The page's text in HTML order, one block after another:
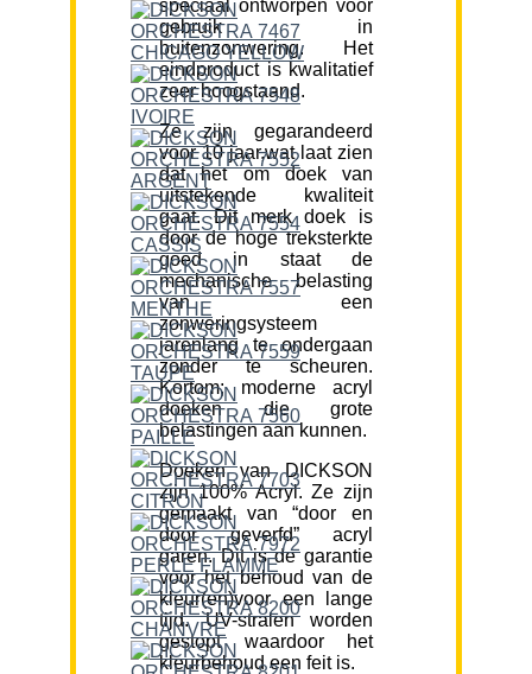
speciaal ontworpen voor
gebruik in
buitenzonwering. Het
eindproduct is kwalitatief
zeer hoogstaand.
Ze zijn gegarandeerd
voor 10 jaar,wat laat zien
dat het om doek van
uitstekende kwaliteit
gaat. Dit merk doek is
door de hoge treksterkte
goed in staat de
mechanische belasting
van een
zonweringsysteem
jarenlang te ondergaan
zonder te scheuren.
Kortom; moderne acryl
doeken die grote
belastingen aan kunnen.
Doeken van DICKSON
zijn 100% Acryl. Ze zijn
gemaakt van “door en
door geverfd” acryl
garen. Dit is de garantie
voor het behoud van de
kleur(en)voor een lange
tijd. UV-stralen worden
gestopt waardoor het
kleurbehoud een feit is.